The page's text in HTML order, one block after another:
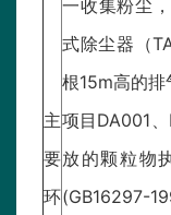
主
要
环
一收集粉尘
式除尘器（
根15m高的排
项目DA001
放的颗粒物
(GB16297-